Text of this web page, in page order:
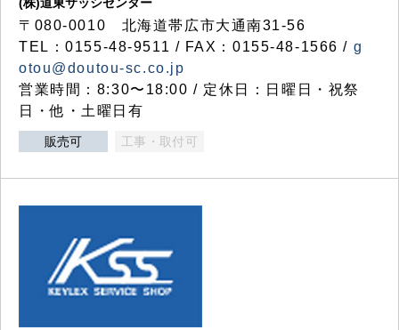
〒080-0010 北海道帯広市大通南31-56
TEL：0155-48-9511 / FAX：0155-48-1566 / g
otou@doutou-sc.co.jp
営業時間：8:30〜18:00 / 定休日：日曜日・祝祭
日・他・土曜日有
販売可 工事・取付可